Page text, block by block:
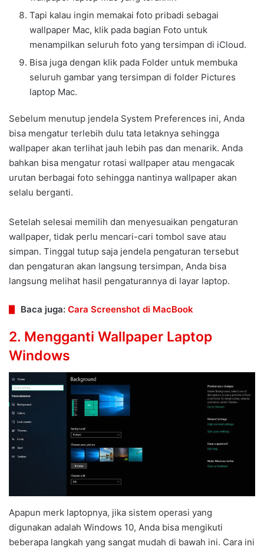
Tapi kalau ingin memakai foto pribadi sebagai
wallpaper Mac, klik pada bagian Foto untuk
menampilkan seluruh foto yang tersimpan di iCloud.
Bisa juga dengan klik pada Folder untuk membuka
seluruh gambar yang tersimpan di folder Pictures
laptop Mac.
Sebelum menutup jendela System Preferences ini, Anda
bisa mengatur terlebih dulu tata letaknya sehingga
wallpaper akan terlihat jauh lebih pas dan menarik. Anda
bahkan bisa mengatur rotasi wallpaper atau mengacak
urutan berbagai foto sehingga nantinya wallpaper akan
selalu berganti.
Setelah selesai memilih dan menyesuaikan pengaturan
wallpaper, tidak perlu mencari-cari tombol save atau
simpan. Tinggal tutup saja jendela pengaturan tersebut
dan pengaturan akan langsung tersimpan, Anda bisa
langsung melihat hasil pengaturannya di layar laptop.
Baca juga: Cara Screenshot di MacBook
2. Mengganti Wallpaper Laptop
Windows
Apapun merk laptopnya, jika sistem operasi yang
digunakan adalah Windows 10, Anda bisa mengikuti
beberapa langkah yang sangat mudah di bawah ini. Cara ini